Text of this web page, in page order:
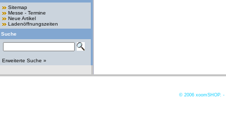
Sitemap
Messe - Termine
Neue Artikel
Ladenöffnungszeiten
Suche
Erweiterte Suche »
© 2006 xoomSHOP. -